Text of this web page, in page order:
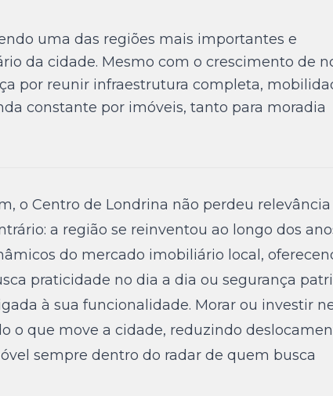
uma das regiões mais importantes e
da cidade. Mesmo com o crescimento de
por reunir infraestrutura completa,
constante por imóveis, tanto para moradia
o Centro de Londrina não perdeu relevância
a região se reinventou ao longo dos
do mercado imobiliário local,
praticidade no dia a dia ou segurança
à sua funcionalidade. Morar ou investir
o que move a cidade, reduzindo
sempre dentro do radar de quem busca